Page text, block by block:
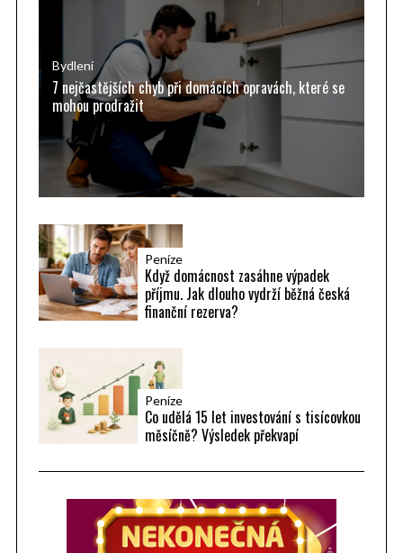
:
Bydlení
7 nejčastějších chyb při domácích opravách, které se
mohou prodražit
Peníze
Když domácnost zasáhne výpadek
příjmu. Jak dlouho vydrží běžná česká
finanční rezerva?
Peníze
Co udělá 15 let investování s tisícovkou
měsíčně? Výsledek překvapí